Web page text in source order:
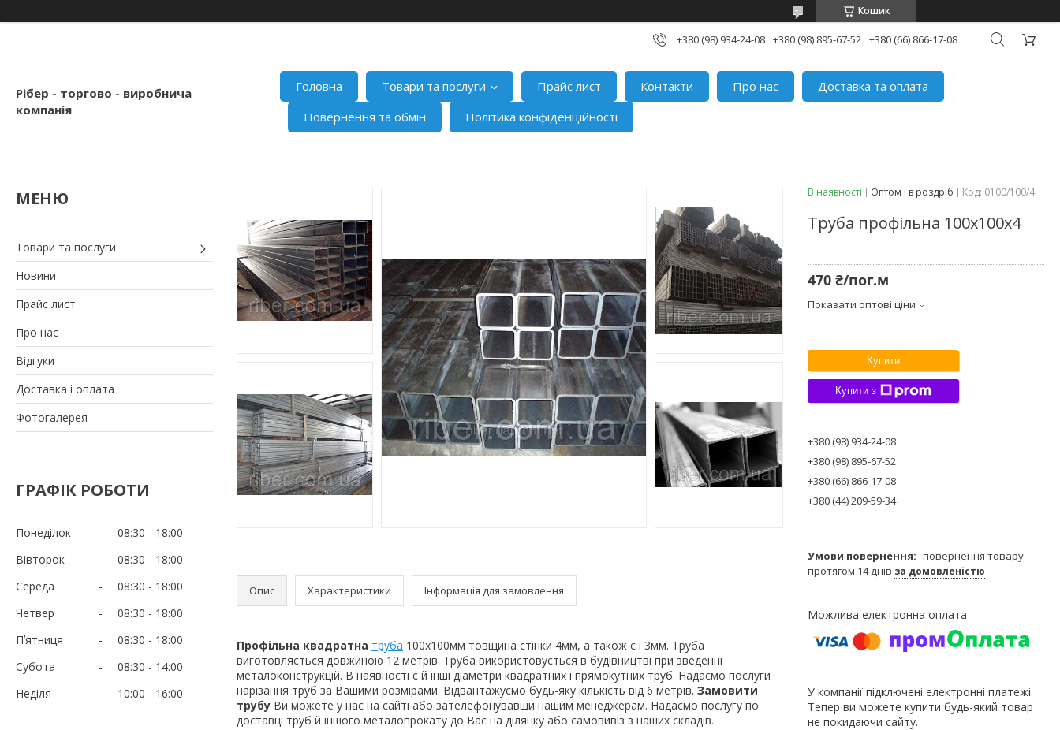
Кошик
+380 (98) 934-24-08 +380 (98) 895-67-52 +380 (66) 866-17-08
Рібер - торгово - виробнича
компанія
Головна Товари та послуги Прайс лист Контакти Про нас
Доставка та оплата
Повернення та обмін
Політика конфіденційності
Товари та послуги
Новини
Прайс лист
Про нас
Відгуки
Доставка і оплата
Фотогалерея
ГРАФІК РОБОТИ
Понеділок 08:30
18:00
Вівторок
08:30
18:00
Середа
08:30
18:00
Четвер
08:30
18:00
Пʼятниця
08:30
18:00
Субота
08:30
14:00
Неділя
10:00 16:00
Опис Характеристики Інформація для замовлення
Профільна квадратна труба 100х100мм товщина стінки 4мм, а також є і 3мм. Труба
виготовляється довжиною 12 метрів. Труба використовується в будівництві при зведенні
металоконструкцій. В наявності є й інші діаметри квадратних і прямокутних труб. Надаємо послуги
нарізання труб за Вашими розмірами. Відвантажуємо будь-яку кількість від 6 метрів. Замовити
трубу Ви можете у нас на сайті або зателефонувавши нашим менеджерам. Надаємо послугу по
доставці труб й іншого металопрокату до Вас на ділянку або самовивіз з наших складів.
В наявності Оптом і в роздріб Код: 0100/100/4
Труба профільна 100х100х4
470 ₴/пог.м
Показати оптові ціни
Купити
Купити з
+380 (98) 934-24-08
+380 (98) 895-67-52
+380 (66) 866-17-08
+380 (44) 209-59-34
повернення товару
протягом 14 днів за домовленістю
У компанії підключені електронні платежі.
Тепер ви можете купити будь-який товар
не покидаючи сайту.